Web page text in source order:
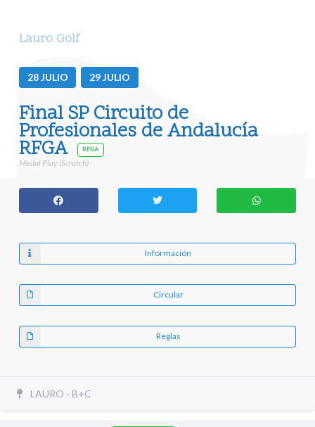
Lauro Golf
28JULIO 29JULIO
Final SP Circuito de
Profesionales de Andalucía
RFGA RFGA
Medal Play (Scratch)
Información
Circular
Reglas
LAURO - B+C